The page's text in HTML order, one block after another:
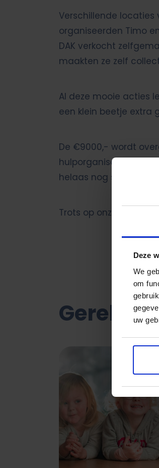
Deze
We
om
uw
Verschillende locaties
organiseerden Timo
DAK verkocht
maakten ze zelf
Al deze mooie acties
een klein beetje extra
De €9000,- wordt
hulporganisaties die
helaas nog steeds
Trots op onze